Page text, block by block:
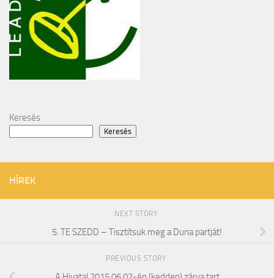
Keresés
Keresés
HÍREK
NEXT STORY
5. TE SZEDD – Tisztítsuk meg a Duna partját!
PREVIOUS STORY